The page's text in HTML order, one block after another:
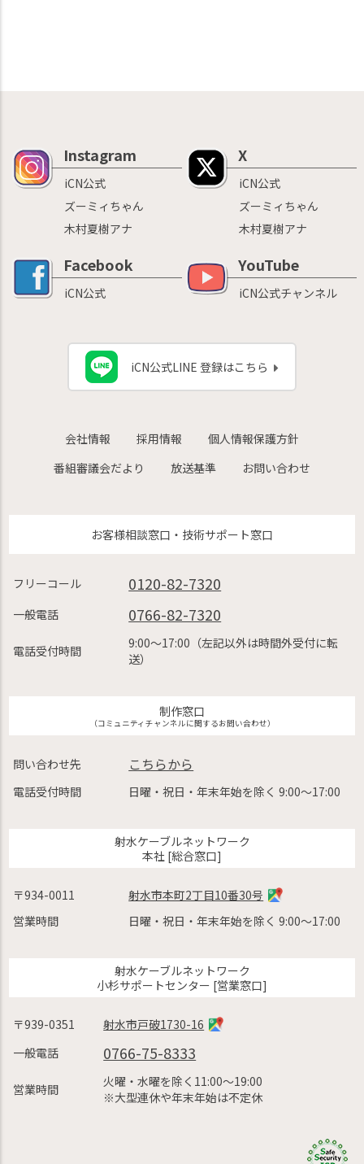
Instagram
iCN公式
ズーミィちゃん
木村夏樹アナ
X
iCN公式
ズーミィちゃん
木村夏樹アナ
Facebook
iCN公式
YouTube
iCN公式チャンネル
iCN公式LINE 登録はこちら
会社情報 採用情報
個人情報保護方針
番組審議会だより
放送基準 お問い合わせ
お客様相談窓口・技術サポート窓口
フリーコール 0120-82-7320
一般電話 0766-82-7320
電話受付時間
9:00〜17:00（左記以外は時間外受付に転
送）
制作窓口
（コミュニティチャンネルに関するお問い合わせ）
問い合わせ先 こちらから
電話受付時間 日曜・祝日・年末年始を除く 9:00〜17:00
射水ケーブルネットワーク
本社 [総合窓口]
〒934-0011
射水市本町2丁目10番30号
営業時間
日曜・祝日・年末年始を除く 9:00〜17:00
射水ケーブルネットワーク
小杉サポートセンター [営業窓口]
〒939-0351
射水市戸破1730-16
一般電話
0766-75-8333
営業時間
火曜・水曜を除く11:00〜19:00
※大型連休や年末年始は不定休